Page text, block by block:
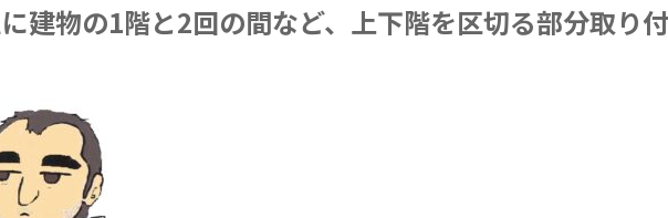
建物の1階と2回の間など、上下階を区切る部分取り